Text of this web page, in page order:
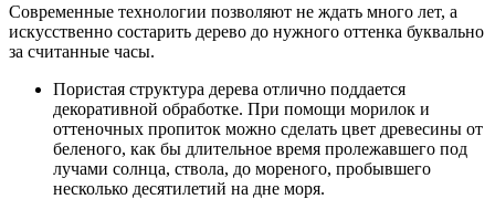
Современные технологии позволяют не ждать много лет, а
искусственно состарить дерево до нужного оттенка буквально
за считанные часы.
Пористая структура дерева отлично поддается
декоративной обработке. При помощи морилок и
оттеночных пропиток можно сделать цвет древесины от
беленого, как бы длительное время пролежавшего под
лучами солнца, ствола, до мореного, пробывшего
несколько десятилетий на дне моря.